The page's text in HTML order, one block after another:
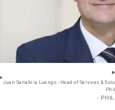
Juan Sanabria Luengo - Head of Services &
-